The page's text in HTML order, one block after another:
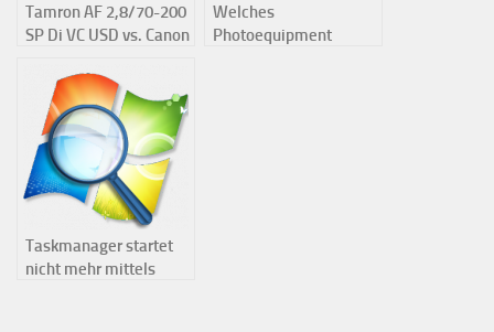
Tamron AF 2,8/70-200
SP Di VC USD vs. Canon
II USM
Welches
Photoequipment
Taskmanager startet
nicht mehr mittels